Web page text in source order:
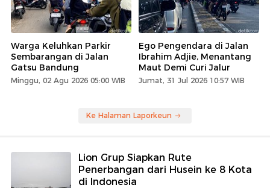
Warga Keluhkan Parkir
Sembarangan di Jalan
Gatsu Bandung
Minggu, 02 Agu 2026 05:00 WIB
Ego Pengendara di Jalan
Ibrahim Adjie, Menantang
Maut Demi Curi Jalur
Jumat, 31 Jul 2026 10:57 WIB
Ke Halaman Laporkeun
Lion Grup Siapkan Rute
Penerbangan dari Husein ke 8 Kota
di Indonesia